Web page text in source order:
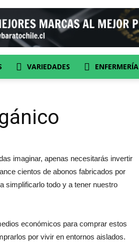
VARIEDADES ENFERMERÍA
imaginar, apenas necesitarás invertir
cientos de abonos fabricados por
simplificarlo todo y a tener nuestro
económicos para comprar estos
por vivir en entornos aislados.